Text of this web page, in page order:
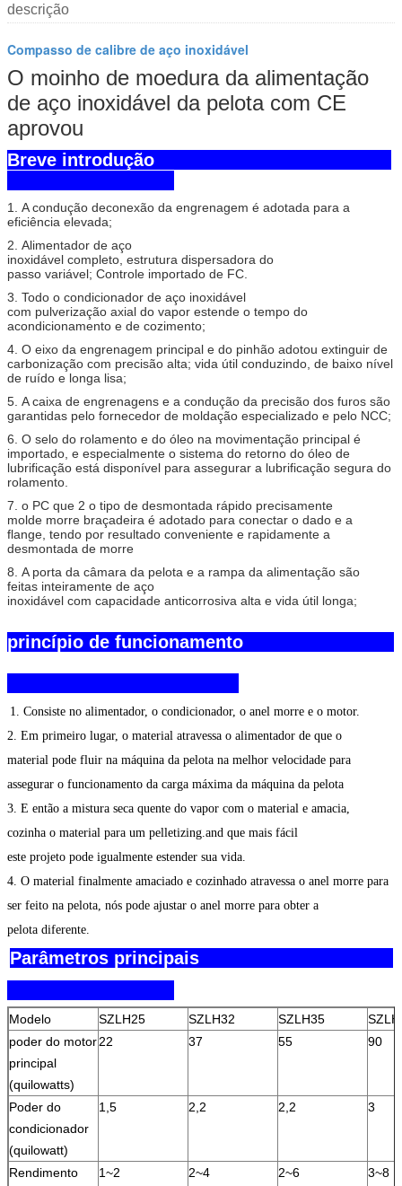
descrição
Compasso de calibre de aço inoxidável
O moinho de moedura da alimentação
de aço inoxidável da pelota com CE
aprovou
Breve introdução
1. A condução deconexão da engrenagem é adotada para a
eficiência elevada;
2. Alimentador de aço
inoxidável completo, estrutura dispersadora do
passo variável; Controle importado de FC.
3. Todo o condicionador de aço inoxidável
com pulverização axial do vapor estende o tempo do
acondicionamento e de cozimento;
4. O eixo da engrenagem principal e do pinhão adotou extinguir de
carbonização com precisão alta; vida útil conduzindo, de baixo nível
de ruído e longa lisa;
5. A caixa de engrenagens e a condução da precisão dos furos são
garantidas pelo fornecedor de moldação especializado e pelo NCC;
6. O selo do rolamento e do óleo na movimentação principal é
importado, e especialmente o sistema do retorno do óleo de
lubrificação está disponível para assegurar a lubrificação segura do
rolamento.
7. o PC que 2 o tipo de desmontada rápido precisamente
molde morre braçadeira é adotado para conectar o dado e a
flange, tendo por resultado conveniente e rapidamente a
desmontada de morre
8. A porta da câmara da pelota e a rampa da alimentação são
feitas inteiramente de aço
inoxidável com capacidade anticorrosiva alta e vida útil longa;
princípio de funcionamento
1. Consiste no alimentador, o condicionador, o anel morre e o motor.
2. Em primeiro lugar, o material atravessa o alimentador de que o
material pode fluir na máquina da pelota na melhor velocidade para
assegurar o funcionamento da carga máxima da máquina da pelota
3. E então a mistura seca quente do vapor com o material e amacia,
cozinha o material para um pelletizing.and que mais fácil
este projeto pode igualmente estender sua vida.
4. O material finalmente amaciado e cozinhado atravessa o anel morre para
ser feito na pelota, nós pode ajustar o anel morre para obter a
pelota diferente.
Parâmetros principais
Modelo SZLH25 SZLH32 SZLH35
poder do motor
principal
(quilowatts)
22 37 55 90
Poder do
condicionador
(quilowatt)
1,5 2,2 2,2 3
Rendimento
1~2 2~4 2~6 3~8